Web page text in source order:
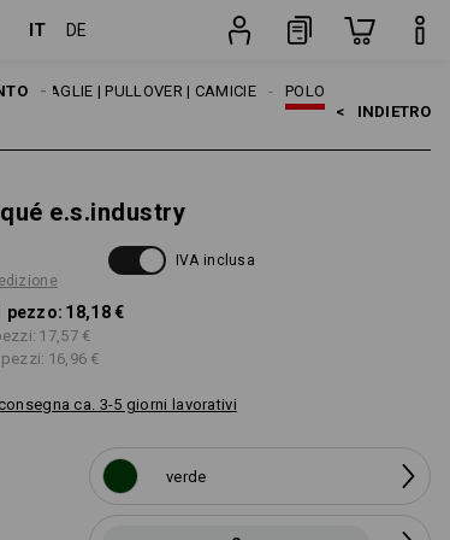
IT DE
POLO
MAGLIE | PULLOVER | CAMICIE
< INDIETRO
e.s.industry
IVA inclusa
pezzo: 18,18 €
17,57 €
16,96 €
ca. 3-5 giorni lavorativi
verde